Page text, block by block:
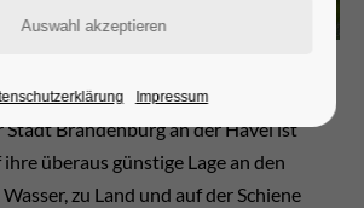
Stadt Brandenburg an der Havel ist
überaus günstige Lage an den
zu Land und auf der Schiene
Impressum